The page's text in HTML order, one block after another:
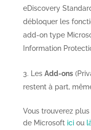
eDiscovery
débloquer les
add-on type
Information
Les Add-ons
restent à part,
Vous trouverez
de Microsoft iciou